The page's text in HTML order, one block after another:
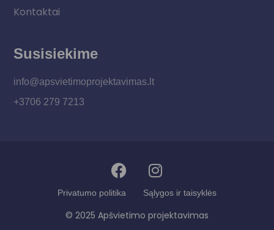
Kontaktai
Susisiekime
info@apsvietimoprojektavimas.lt
+3706 279 7213
Privatumo politika Sąlygos ir taisyklės
© 2025 Apšvietimo projektavimas